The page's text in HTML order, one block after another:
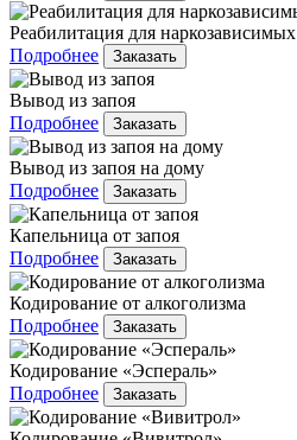
Реабилитация для наркозависимых
Подробнее
Заказать
Вывод из запоя
Подробнее
Заказать
Вывод из запоя на дому
Подробнее
Заказать
Капельница от запоя
Подробнее
Заказать
Кодирование от алкоголизма
Подробнее
Заказать
Кодирование «Эспераль»
Подробнее
Заказать